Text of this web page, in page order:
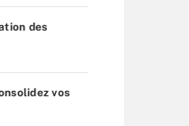
des
vos